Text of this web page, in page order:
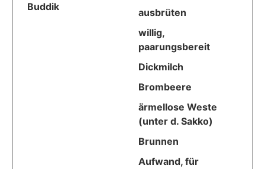
Buddik
ausbrüten
willig,
paarungsbereit
Dickmilch
Brombeere
ärmellose Weste
(unter d. Sakko)
Brunnen
Aufwand, für